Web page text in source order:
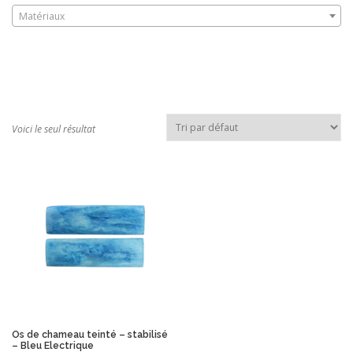
Matériaux
Voici le seul résultat
Os de chameau teinté – stabilisé
– Bleu Electrique